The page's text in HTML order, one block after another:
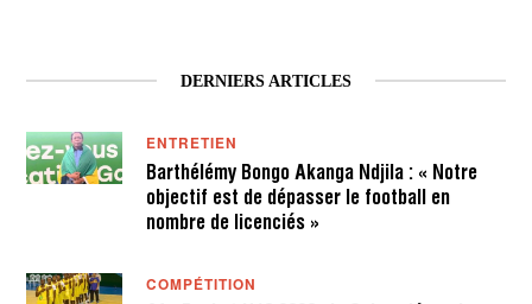
DERNIERS ARTICLES
ENTRETIEN
Barthélémy Bongo Akanga Ndjila : « Notre
objectif est de dépasser le football en
nombre de licenciés »
COMPÉTITION